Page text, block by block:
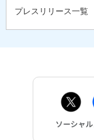
プレスリリース一覧